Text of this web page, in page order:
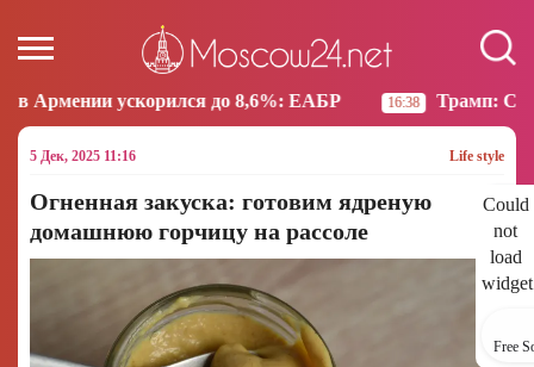
до 8,6%: ЕАБР 16:38 Трамп: США больше не
5 Дек, 2025 11:16 Life style
Could
not
load
Free
Огненная закуска: готовим ядреную
домашнюю горчицу на рассоле